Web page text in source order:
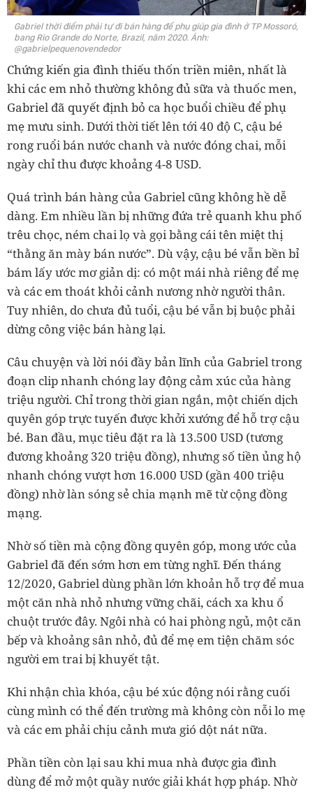
Gabriel thời điểm phải tự đi bán hàng để phụ giúp gia đình ở TP Mossoró,
bang Rio Grande do Norte, Brazil, năm 2020. Ảnh:
@gabrielpequenovendedor
Chứng kiến gia đình thiếu thốn triền miên, nhất là
khi các em nhỏ thường không đủ sữa và thuốc men,
Gabriel đã quyết định bỏ ca học buổi chiều để phụ
mẹ mưu sinh. Dưới thời tiết lên tới 40 độ C, cậu bé
rong ruổi bán nước chanh và nước đóng chai, mỗi
ngày chỉ thu được khoảng 4-8 USD.
Quá trình bán hàng của Gabriel cũng không hề dễ
dàng. Em nhiều lần bị những đứa trẻ quanh khu phố
trêu chọc, ném chai lọ và gọi bằng cái tên miệt thị
“thằng ăn mày bán nước”. Dù vậy, cậu bé vẫn bền bỉ
bám lấy ước mơ giản dị: có một mái nhà riêng để mẹ
và các em thoát khỏi cảnh nương nhờ người thân.
Tuy nhiên, do chưa đủ tuổi, cậu bé vẫn bị buộc phải
dừng công việc bán hàng lại.
Câu chuyện và lời nói đầy bản lĩnh của Gabriel trong
đoạn clip nhanh chóng lay động cảm xúc của hàng
triệu người. Chỉ trong thời gian ngắn, một chiến dịch
quyên góp trực tuyến được khởi xướng để hỗ trợ cậu
bé. Ban đầu, mục tiêu đặt ra là 13.500 USD (tương
đương khoảng 320 triệu đồng), nhưng số tiền ủng hộ
nhanh chóng vượt hơn 16.000 USD (gần 400 triệu
đồng) nhờ làn sóng sẻ chia mạnh mẽ từ cộng đồng
mạng.
Nhờ số tiền mà cộng đồng quyên góp, mong ước của
Gabriel đã đến sớm hơn em từng nghĩ. Đến tháng
12/2020, Gabriel dùng phần lớn khoản hỗ trợ để mua
một căn nhà nhỏ nhưng vững chãi, cách xa khu ổ
chuột trước đây. Ngôi nhà có hai phòng ngủ, một căn
bếp và khoảng sân nhỏ, đủ để mẹ em tiện chăm sóc
người em trai bị khuyết tật.
Khi nhận chìa khóa, cậu bé xúc động nói rằng cuối
cùng mình có thể đến trường mà không còn nỗi lo mẹ
và các em phải chịu cảnh mưa gió dột nát nữa.
Phần tiền còn lại sau khi mua nhà được gia đình
dùng để mở một quầy nước giải khát hợp pháp. Nhờ